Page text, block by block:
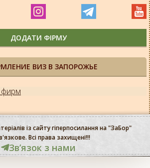
ВИЗ В ЗАПОРОЖЬЕ
фирм
ДОДАТИ ФІРМУ
із сайту гіперпосилання на "ЗаБор"
Всі права захищені!!!
Звʼязок з нами